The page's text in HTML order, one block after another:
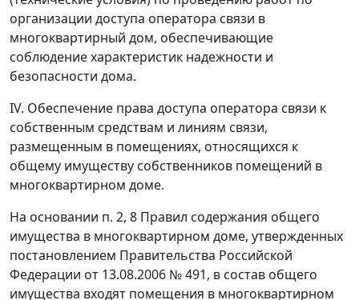
организации доступа оператора связи в
многоквартирный дом, обеспечивающие
соблюдение характеристик надежности и
безопасности дома.
IV. Обеспечение права доступа оператора связи к
собственным средствам и линиям связи,
размещенным в помещениях, относящихся к
общему имуществу собственников помещений в
многоквартирном доме.
На основании п. 2, 8 Правил содержания общего
имущества в многоквартирном доме, утвержденных
постановлением Правительства Российской
Федерации от 13.08.2006 № 491, в состав общего
имущества входят помещения в многоквартирном